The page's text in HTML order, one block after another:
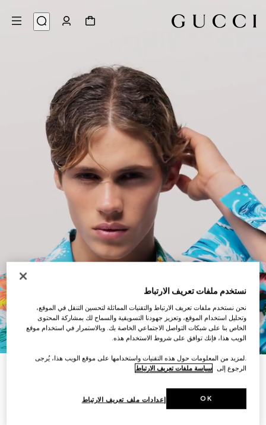
/
7
شورت من تويل الحرير مزيّن بطبعات
€ 915
متعدد الألوان
نستخدم ملفات تعريف الارتباط
نحن نستخدم ملفات تعريف الارتباط والتقنيات المماثلة لتحسين التنقل في الموقع،
وتحليل استخدام الموقع، وتعزيز جهودنا التسويقية والسماح لك بمشاركة المحتوى
الخاص بنا على شبكات التواصل الاجتماعي الخاصة بك. وبالاستمرار في استخدام موقع
الويب هذا، فإنك توافق على شروط الاستخدام هذه.
.لمزيد من المعلومات حول هذه التقنيات واستخدامها على موقع الويب هذا، يُرجى
الرجوع إلى سياسة ملفات تعريف الارتباط
إعدادات ملف تعريف الارتباط OK